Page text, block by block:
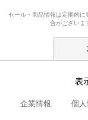
セール・商品情報は定期的
合がございま
表
企業情報 個